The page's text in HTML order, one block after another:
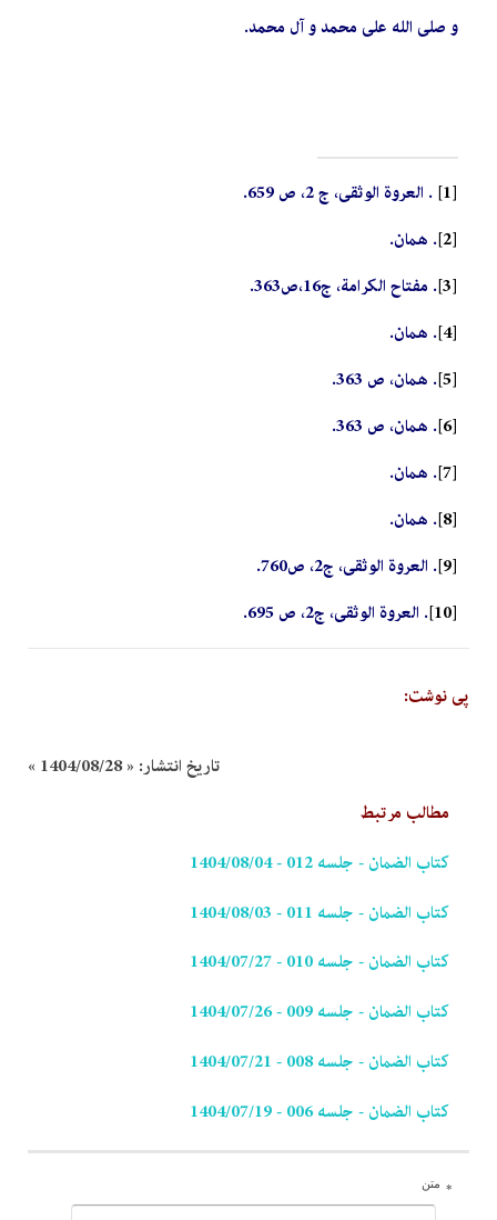
و صلی الله علی محمد و آل محمد.
[1] . العروة الوثقی، ج 2، ص 659.
[2]. همان.
[3]. مفتاح الکرامة، ج16،ص363.
[4]. همان.
[5]. همان، ص 363.
[6]. همان، ص 363.
[7]. همان.
[8]. همان.
[9]. العروة الوثقی، ج2، ص760.
[10]. العروة الوثقی، ج2، ص 695.
پی نوشت:
تاریخ انتشار: « 1404/08/28 »
مطالب مرتبط
کتاب الضمان - جلسه 012 - 1404/08/04
کتاب الضمان - جلسه 011 - 1404/08/03
کتاب الضمان - جلسه 010 - 1404/07/27
کتاب الضمان - جلسه 009 - 1404/07/26
کتاب الضمان - جلسه 008 - 1404/07/21
کتاب الضمان - جلسه 006 - 1404/07/19
* متن